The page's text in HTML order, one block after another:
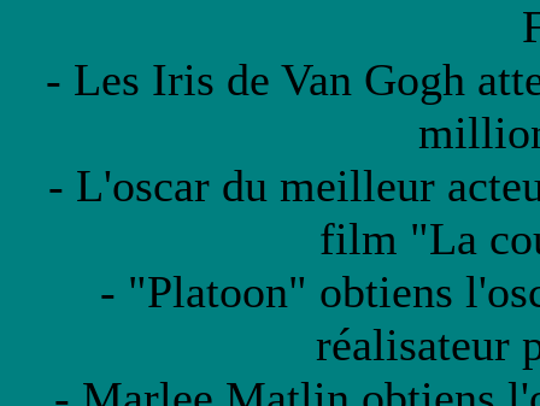
- Les Iris de Van Gogh
- L'oscar du meilleur
film "La
- "Platoon" obtiens
réalisateur